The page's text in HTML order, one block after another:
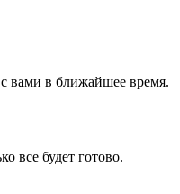
вами в ближайшее время.
все будет готово.